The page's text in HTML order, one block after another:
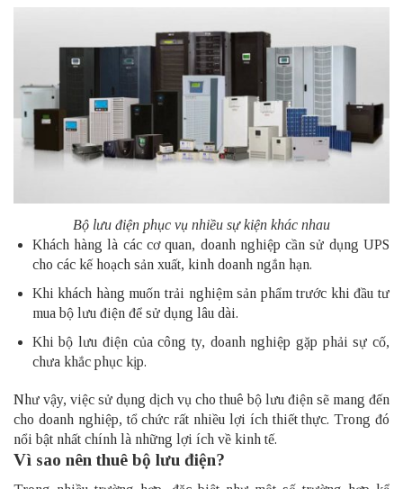
Bộ lưu điện phục vụ nhiều sự kiện khác nhau
Khách hàng là các cơ quan, doanh nghiệp cần sử dụng UPS
cho các kế hoạch sản xuất, kinh doanh ngắn hạn.
Khi khách hàng muốn trải nghiệm sản phẩm trước khi đầu tư
mua bộ lưu điện để sử dụng lâu dài.
Khi bộ lưu điện của công ty, doanh nghiệp gặp phải sự cố,
chưa khắc phục kịp.
Như vậy, việc sử dụng dịch vụ cho thuê bộ lưu điện sẽ mang đến
cho doanh nghiệp, tổ chức rất nhiều lợi ích thiết thực. Trong đó
nổi bật nhất chính là những lợi ích về kinh tế.
Vì sao nên thuê bộ lưu điện?